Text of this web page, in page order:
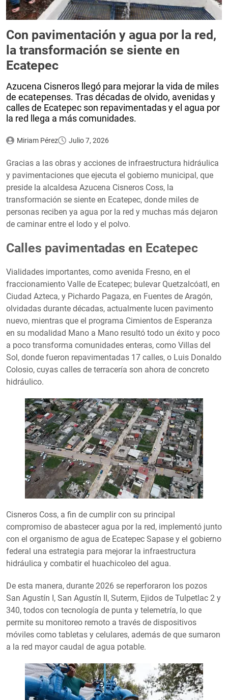
Con pavimentación y agua por la red,
la transformación se siente en
Ecatepec
Azucena Cisneros llegó para mejorar la vida de miles
de ecatepenses. Tras décadas de olvido, avenidas y
calles de Ecatepec son repavimentadas y el agua por
la red llega a más comunidades.
Miriam Pérez Julio 7, 2026
Gracias a las obras y acciones de infraestructura hidráulica
y pavimentaciones que ejecuta el gobierno municipal, que
preside la alcaldesa Azucena Cisneros Coss, la
transformación se siente en Ecatepec, donde miles de
personas reciben ya agua por la red y muchas más dejaron
de caminar entre el lodo y el polvo.
Calles pavimentadas en Ecatepec
Vialidades importantes, como avenida Fresno, en el
fraccionamiento Valle de Ecatepec; bulevar Quetzalcóatl, en
Ciudad Azteca, y Pichardo Pagaza, en Fuentes de Aragón,
olvidadas durante décadas, actualmente lucen pavimento
nuevo, mientras que el programa Cimientos de Esperanza
en su modalidad Mano a Mano resultó todo un éxito y poco
a poco transforma comunidades enteras, como Villas del
Sol, donde fueron repavimentadas 17 calles, o Luis Donaldo
Colosio, cuyas calles de terracería son ahora de concreto
hidráulico.
Cisneros Coss, a fin de cumplir con su principal
compromiso de abastecer agua por la red, implementó junto
con el organismo de agua de Ecatepec Sapase y el gobierno
federal una estrategia para mejorar la infraestructura
hidráulica y combatir el huachicoleo del agua.
De esta manera, durante 2026 se reperforaron los pozos
San Agustín I, San Agustín II, Suterm, Ejidos de Tulpetlac 2 y
340, todos con tecnología de punta y telemetría, lo que
permite su monitoreo remoto a través de dispositivos
móviles como tabletas y celulares, además de que sumaron
a la red mayor caudal de agua potable.